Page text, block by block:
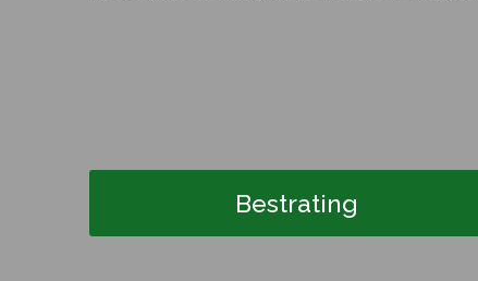
Bestrating